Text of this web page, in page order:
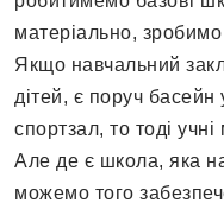
матеріально,
Якщо навчальний
дітей, є поруч басейн
спортзал, то тоді
Але де є школа, яка
можемо того